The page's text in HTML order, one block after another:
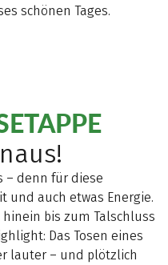
schönen Tages.
– denn für diese
und auch etwas Energie.
bis zum Talschluss
Das Tosen eines
lauter – und plötzlich